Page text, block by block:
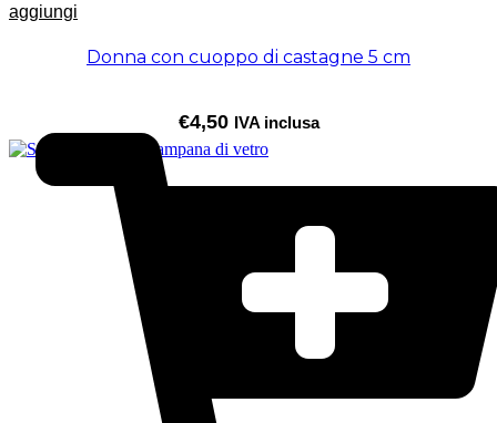
aggiungi
Donna con cuoppo di castagne 5 cm
€4,50 IVA inclusa